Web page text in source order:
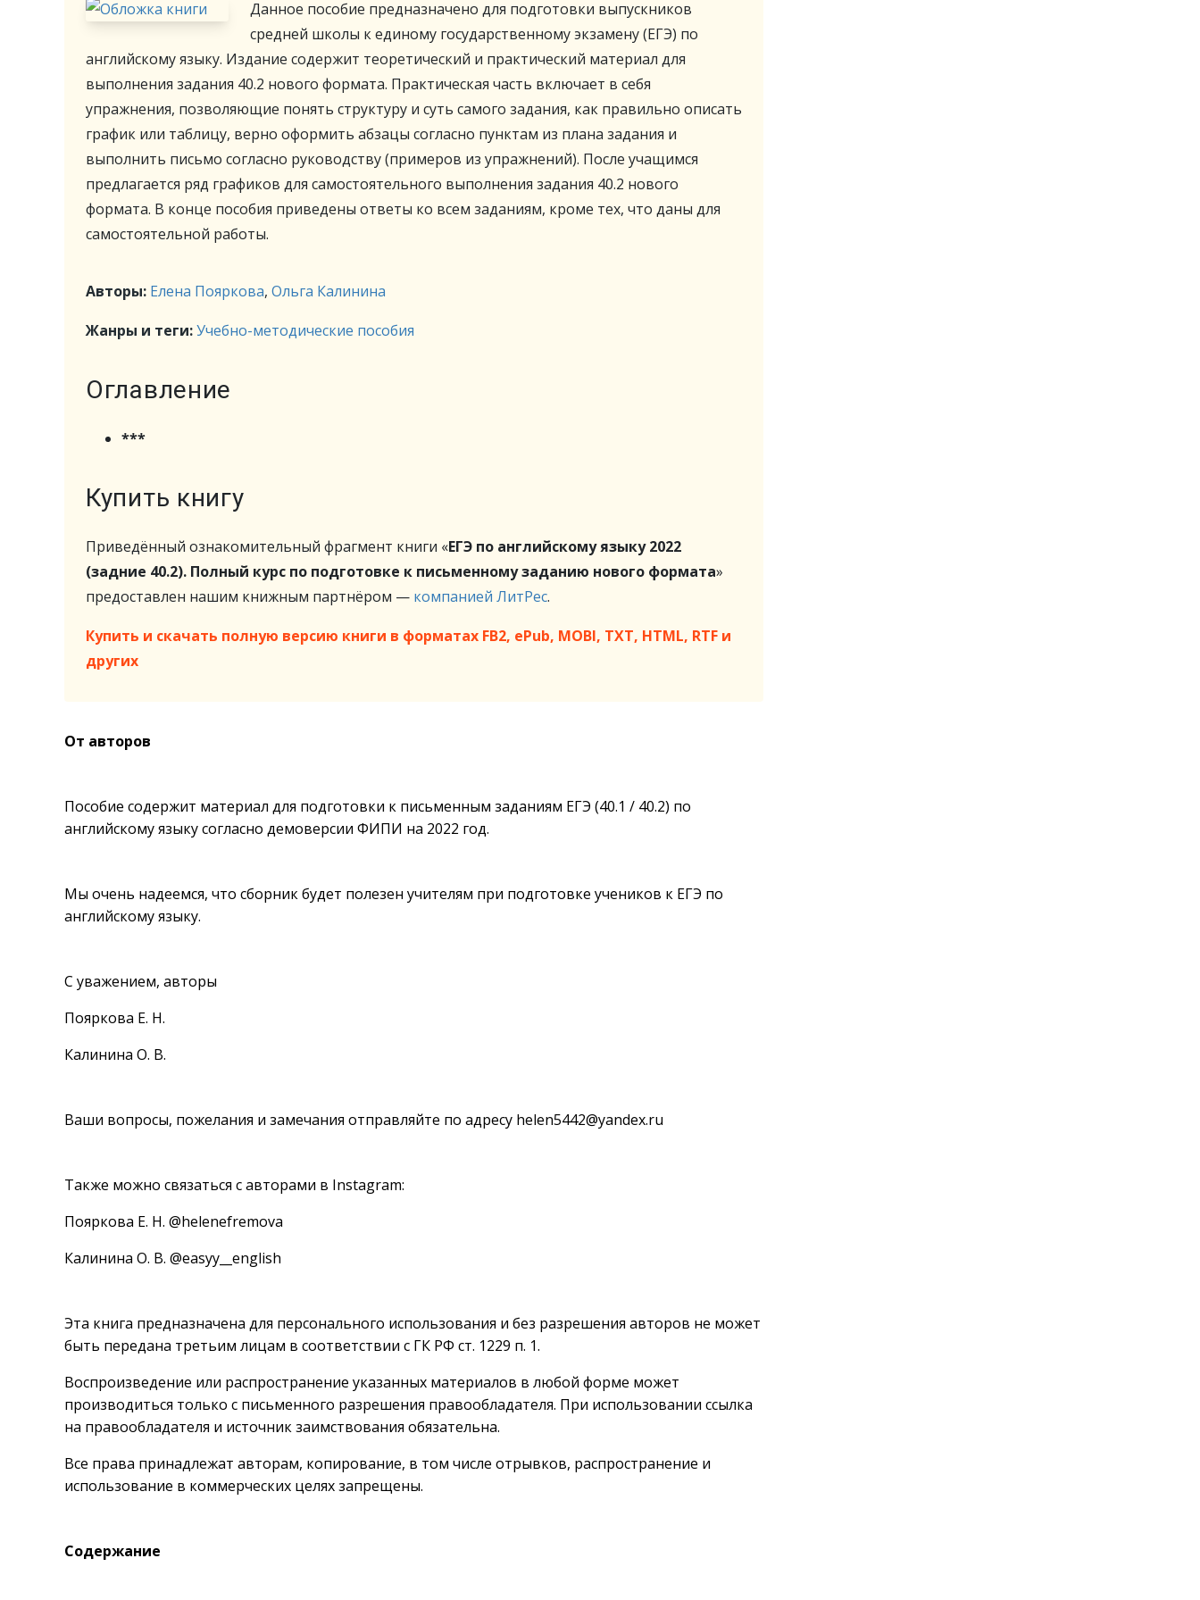
Данное пособие предназначено для подготовки выпускников
средней школы к единому государственному экзамену (ЕГЭ) по
английскому языку. Издание содержит теоретический и практический материал для
выполнения задания 40.2 нового формата. Практическая часть включает в себя
упражнения, позволяющие понять структуру и суть самого задания, как правильно описать
график или таблицу, верно оформить абзацы согласно пунктам из плана задания и
выполнить письмо согласно руководству (примеров из упражнений). После учащимся
предлагается ряд графиков для самостоятельного выполнения задания 40.2 нового
формата. В конце пособия приведены ответы ко всем заданиям, кроме тех, что даны для
самостоятельной работы.
Авторы: Елена Пояркова, Ольга Калинина
Жанры и теги:Учебно-методические пособия
Оглавление
***
Купить книгу
Приведённый ознакомительный фрагмент книги «ЕГЭ по английскому языку 2022
(задние 40.2). Полный курс по подготовке к письменному заданию нового формата»
предоставлен нашим книжным партнёром — компанией ЛитРес.
Купить и скачать полную версию книги в форматах FB2, ePub, MOBI, TXT, HTML, RTF и
других
От авторов
Пособие содержит материал для подготовки к письменным заданиям ЕГЭ (40.1 / 40.2) по
английскому языку согласно демоверсии ФИПИ на 2022 год.
Мы очень надеемся, что сборник будет полезен учителям при подготовке учеников к ЕГЭ по
английскому языку.
С уважением, авторы
Пояркова Е. Н.
Калинина О. В.
Ваши вопросы, пожелания и замечания отправляйте по адресу helen5442@yandex.ru
Также можно связаться с авторами в Instagram:
Пояркова Е. Н. @helenefremova
Калинина О. В. @easyy__english
Эта книга предназначена для персонального использования и без разрешения авторов не может
быть передана третьим лицам в соответствии с ГК РФ ст. 1229 п. 1.
Воспроизведение или распространение указанных материалов в любой форме может
производиться только с письменного разрешения правообладателя. При использовании ссылка
на правообладателя и источник заимствования обязательна.
Все права принадлежат авторам, копирование, в том числе отрывков, распространение и
использование в коммерческих целях запрещены.
Содержание